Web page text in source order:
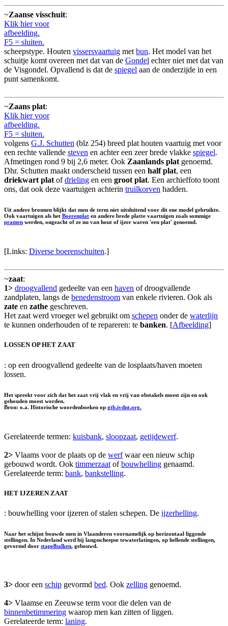
~Zaanse visschuit:
Klik hier voor
afbeelding.
F5 = sluiten.
scheepstype. Houten vissersvaartuig met bun. Het model van het
schuitje komt overeen met dat van de Gondel echter niet met dat van
de Visgondel. Opvallend is dat de spiegel aan de onderzijde in een
punt samenkomt.
~Zaans plat:
Klik hier voor
afbeelding.
F5 = sluiten.
volgens G.J. Schutten (blz 254) breed plat houten vaartuig met voor
een rechte vallende steven en achter een zeer brede vlakke spiegel.
Afmetingen rond 9 bij 2,6 meter. Ook Zaanlands plat genoemd.
Dhr. Schutten maakt onderscheid tussen een half plat, een
driekwart plat ofdrieling en een groot plat. Een archieffoto toont
ons, dat ook deze vaartuigen achterin truilkorven hadden.
Uit andere bronnen blijkt dat men de term niet uitsluitend voor dit ene model gebruikte.
Ook vaartuigen als het Boerenplat en andere brede platte vaartuigen zoals sommige
pramen werden, ongeacht of ze nu van hout of ijzer waren 'een plat' genoemd.
[Links: Diverse boerenschuiten.]
~zaat:
1> droogvallend gedeelte van een haven of droogvallende
zandplaten, langs de benedenstroom van enkele rivieren. Ook als
zate en zathe geschreven.
Het zaat werd vroeger wel gebruikt om schepen onder de waterlijn
te kunnen onderhouden of te repareren: te banken. [Afbeelding]
LOSSEN OP HET ZAAT
: op een droogvallend gedeelte van de losplaats/haven moeten
lossen.
Het spreekt voor zich dat het zaat vrij vlak en vrij van obstakels moest zijn en ook
gehouden moest worden.
Bron: o.a. Historische woordenboeken op gtb.ivdnt.org.
Gerelateerde termen: kuisbank, sloopzaat, getijdewerf.
2> Vlaams voor de plaats op de werfwaar een nieuw schip
gebouwd wordt. Ook timmerzaat ofbouwhelling genaamd.
Gerelateerde term: bank, bankstelling.
HET IJZEREN ZAAT
: bouwhelling voor ijzeren of stalen schepen. De ijzerhelling.
Naar het schijnt bouwde men in Vlaanderen voornamelijk op horizontaal liggende
stellingen. In Nederland werd bij langsscheepse tewaterlatingen, op hellende stellingen,
gevormd door stapelbalken, gebouwd.
3> door een schip gevormd bed. Ook zelling genoemd.
4> Vlaamse en Zeeuwse term voor die delen van de
binnenbetimmering waarop men kan zitten of liggen.
Gerelateerde term: laning.